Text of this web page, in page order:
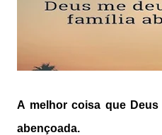
A melhor coisa que
abençoada.